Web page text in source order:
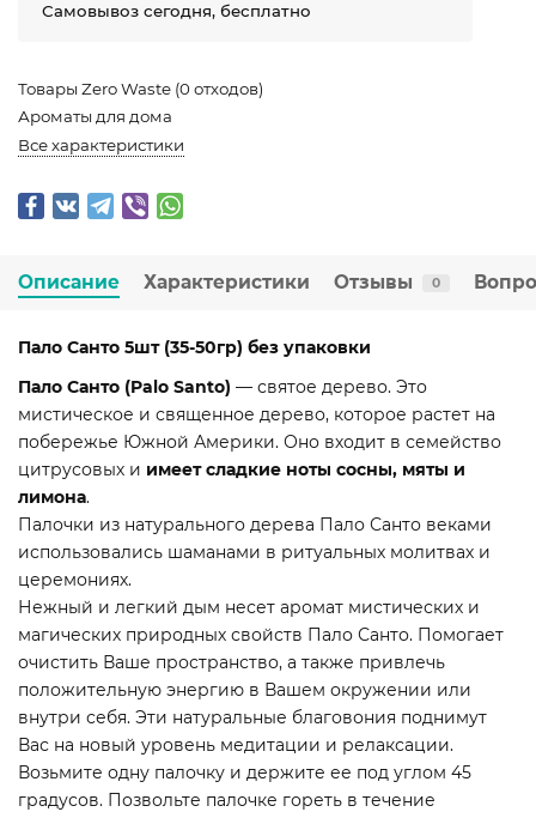
Самовывоз сегодня, бесплатно
Товары Zero Waste (0 отходов)
Ароматы для дома
Все характеристики
Описание Характеристики Отзывы 0
Пало Санто 5шт (35-50гр) без упаковки
Пало Санто (Palo Santo) — святое дерево. Это
мистическое и священное дерево, которое растет на
побережье Южной Америки. Оно входит в семейство
цитрусовых и имеет сладкие ноты сосны, мяты и
лимона.
Палочки из натурального дерева Пало Санто веками
использовались шаманами в ритуальных молитвах и
церемониях.
Нежный и легкий дым несет аромат мистических и
магических природных свойств Пало Санто. Помогает
очистить Ваше пространство, а также привлечь
положительную энергию в Вашем окружении или
внутри себя. Эти натуральные благовония поднимут
Вас на новый уровень медитации и релаксации.
Возьмите одну палочку и держите ее под углом 45
градусов. Позвольте палочке гореть в течение